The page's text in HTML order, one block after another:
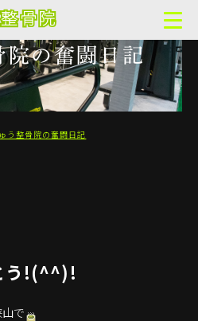
院の奮闘日記
う整骨院の奮闘日記
う!(^^)!
で